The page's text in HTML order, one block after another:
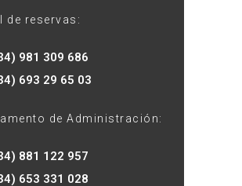
de reservas:
981 309 686
693 29 65 03
de Administración:
881 122 957
653 331 028